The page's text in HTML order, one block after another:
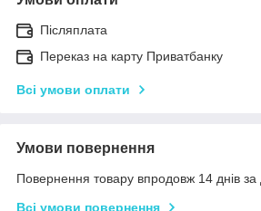
Післяплата
Переказ на карту Приватбанку
Всі умови оплати
Умови повернення
Повернення товару впродовж 14 днів за
Всі умови повернення